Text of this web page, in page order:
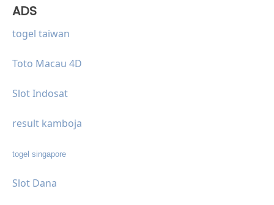
ADS
togel taiwan
Toto Macau 4D
Slot Indosat
result kamboja
togel singapore
Slot Dana